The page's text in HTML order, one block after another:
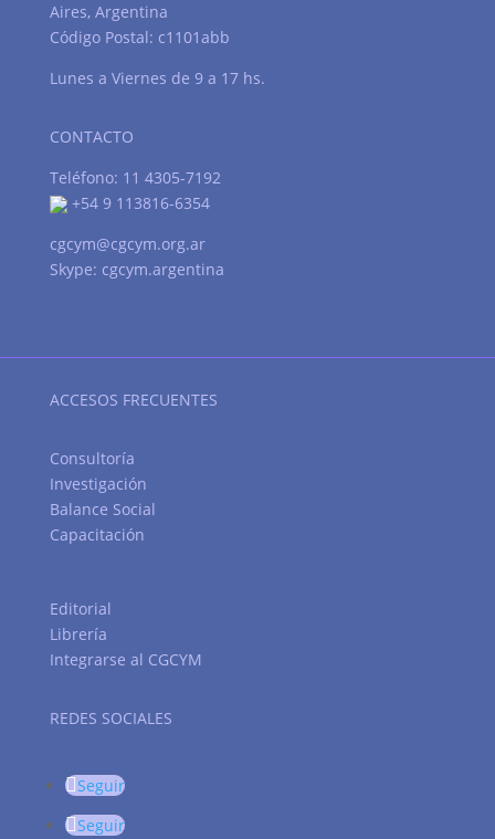
Aires, Argentina
Código Postal: c1101abb
Lunes a Viernes de 9 a 17 hs.
CONTACTO
Teléfono: 11 4305-7192
+54 9 113816-6354
cgcym@cgcym.org.ar
Skype: cgcym.argentina
ACCESOS FRECUENTES
Consultoría
Investigación
Balance Social
Capacitación
Editorial
Librería
Integrarse al CGCYM
REDES SOCIALES
Seguir
Seguir